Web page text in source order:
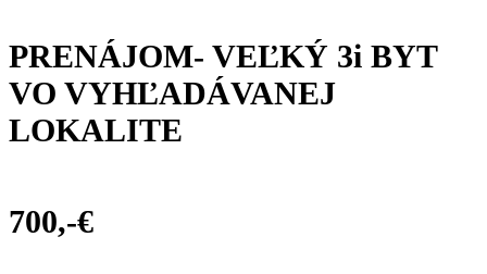
PRENÁJOM- VEĽKÝ 3i BYT
VO VYHĽADÁVANEJ
LOKALITE
700,-€